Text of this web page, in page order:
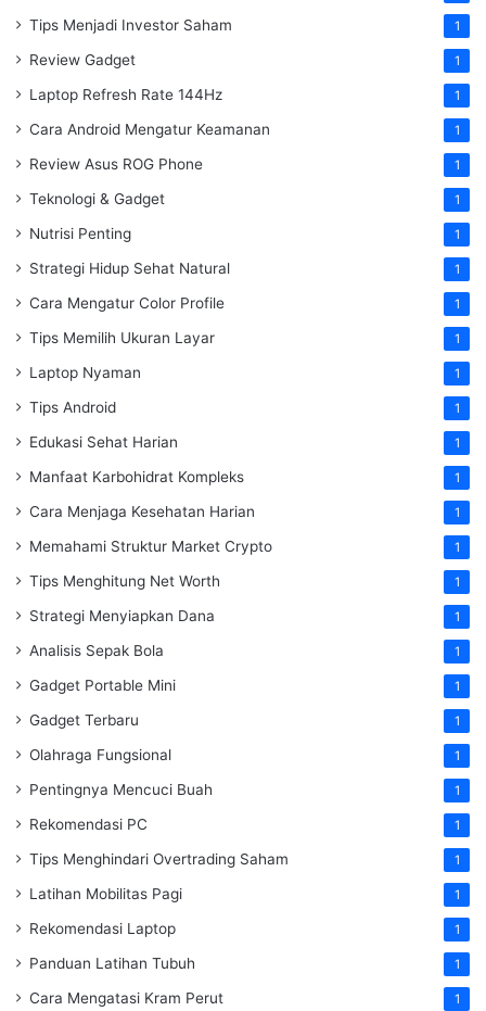
Tips Menjadi Investor Saham 1
Review Gadget 1
Laptop Refresh Rate 144Hz 1
Cara Android Mengatur Keamanan 1
Review Asus ROG Phone 1
Teknologi & Gadget 1
Nutrisi Penting 1
Strategi Hidup Sehat Natural 1
Cara Mengatur Color Profile 1
Tips Memilih Ukuran Layar 1
Laptop Nyaman 1
Tips Android 1
Edukasi Sehat Harian 1
Manfaat Karbohidrat Kompleks 1
Cara Menjaga Kesehatan Harian 1
Memahami Struktur Market Crypto 1
Tips Menghitung Net Worth 1
Strategi Menyiapkan Dana 1
Analisis Sepak Bola 1
Gadget Portable Mini 1
Gadget Terbaru 1
Olahraga Fungsional 1
Pentingnya Mencuci Buah 1
Rekomendasi PC 1
Tips Menghindari Overtrading Saham 1
Latihan Mobilitas Pagi 1
Rekomendasi Laptop 1
Panduan Latihan Tubuh 1
Cara Mengatasi Kram Perut 1